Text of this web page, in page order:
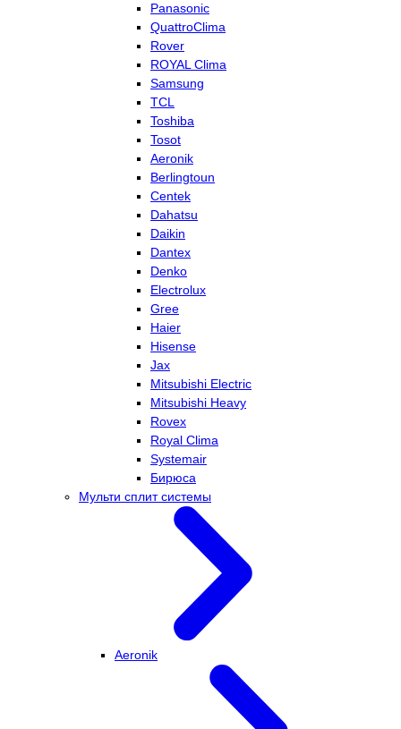
Panasonic
QuattroClima
Rover
ROYAL Clima
Samsung
TCL
Toshiba
Tosot
Aeronik
Berlingtoun
Centek
Dahatsu
Daikin
Dantex
Denko
Electrolux
Gree
Haier
Hisense
Jax
Mitsubishi Electric
Mitsubishi Heavy
Rovex
Royal Clima
Systemair
Бирюса
Мульти сплит системы
Aeronik